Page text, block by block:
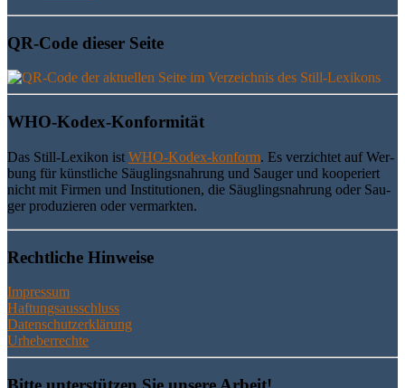
QR-Code die­ser Seite
WHO-Kodex-Kon­for­mi­tät
Das Still-Lexi­kon ist WHO-Kodex-kon­form. Es ver­zich­tet auf Wer­
bung für künst­li­che Säug­lings­nah­rung und Sau­ger und koope­riert
nicht mit Fir­men und Insti­tu­tio­nen, die Säug­lings­nah­rung oder Sau­
ger pro­du­zie­ren oder vermarkten.
Recht­li­che Hinweise
Impressum
Haftungsausschluss
Datenschutzerklärung
Urheberrechte